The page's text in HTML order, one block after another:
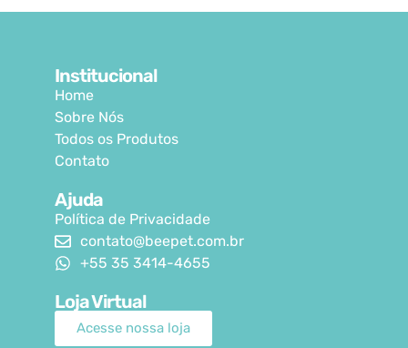
Institucional
Home
Sobre Nós
Todos os Produtos
Contato
Ajuda
Política de Privacidade
contato@beepet.com.br
+55 35 3414-4655
Loja Virtual
Acesse nossa loja